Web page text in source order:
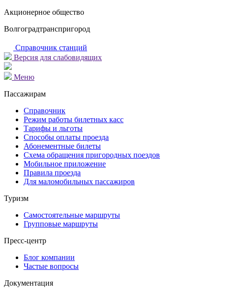
Акционерное общество
Волгоградтранспригород
Справочник станций
Версия для слабовидящих
Меню
Пассажирам
Справочник
Режим работы билетных касс
Тарифы и льготы
Способы оплаты проезда
Абонементные билеты
Схема обращения пригородных поездов
Мобильное приложение
Правила проезда
Для маломобильных пассажиров
Туризм
Самостоятельные маршруты
Групповые маршруты
Пресс-центр
Блог компании
Частые вопросы
Документация